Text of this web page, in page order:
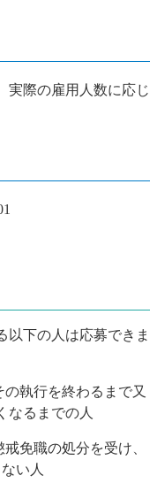
実際の雇用人数に応じ
下の人は応募できま
執行を終わるまで又
なるまでの人
免職の処分を受け、
い人